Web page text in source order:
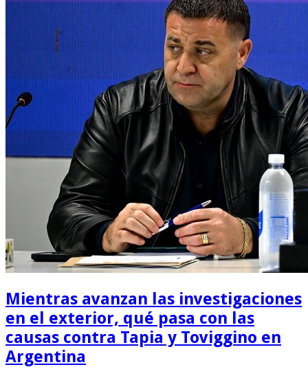
Mientras avanzan las investigaciones
en el exterior, qué pasa con las
causas contra Tapia y Toviggino en
Argentina